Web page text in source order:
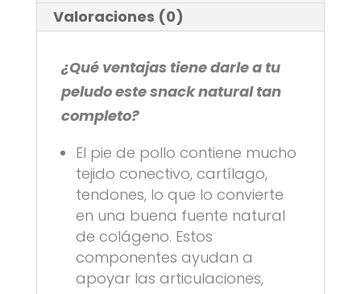
Valoraciones (0)
¿Qué ventajas tiene darle a tu
peludo este snack natural tan
completo?
El pie de pollo contiene mucho
tejido conectivo, cartílago,
tendones, lo que lo convierte
en una buena fuente natural
de colágeno. Estos
componentes ayudan a
apoyar las articulaciones,